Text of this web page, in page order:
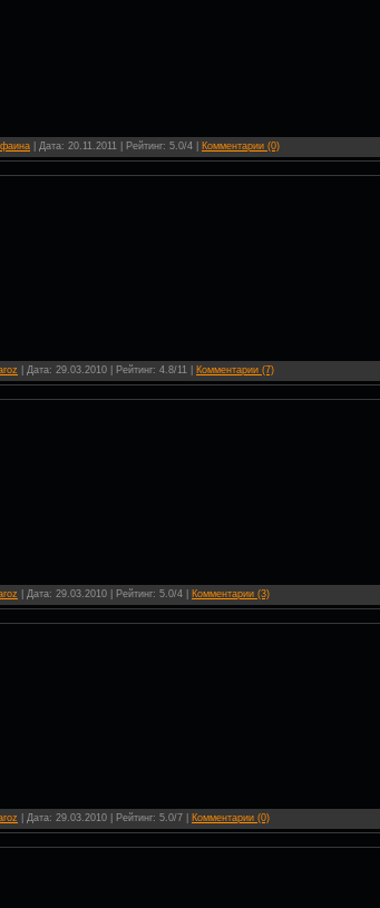
фаина | Дата: 20.11.2011 | Рейтинг: 5.0/4 | Комментарии (0)
| Дата: 29.03.2010 | Рейтинг: 4.8/11 | Комментарии (7)
| Дата: 29.03.2010 | Рейтинг: 5.0/4 | Комментарии (3)
| Дата: 29.03.2010 | Рейтинг: 5.0/7 | Комментарии (0)